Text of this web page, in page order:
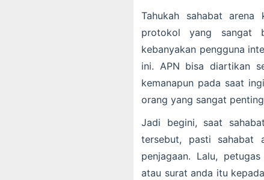
Tahukah sahabat arena
protokol yang sangat
kebanyakan pengguna
ini. APN bisa diartikan
kemanapun pada saat
orang yang sangat
Jadi begini, saat
tersebut, pasti sahabat
penjagaan. Lalu,
atau surat anda itu